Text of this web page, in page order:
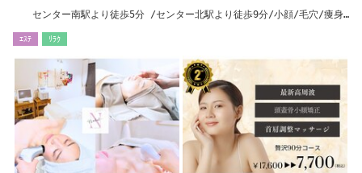
センター南駅より徒歩5分 /センター北駅より徒歩9分/小顔/毛穴/痩身/
ｴｽﾃ ﾘﾗｸ